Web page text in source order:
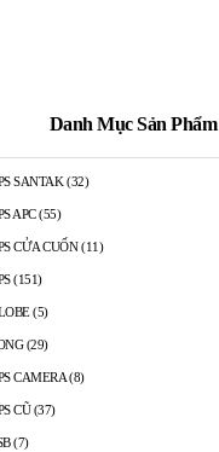
Danh Mục Sản Phẩm
SANTAK (32)
APC (55)
CỬA CUỐN (11)
(151)
(5)
(29)
CAMERA (8)
CŨ (37)
(7)